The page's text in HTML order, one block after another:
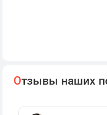
Отзывы наших